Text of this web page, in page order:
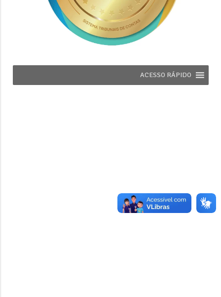
ACESSO RÁPIDO